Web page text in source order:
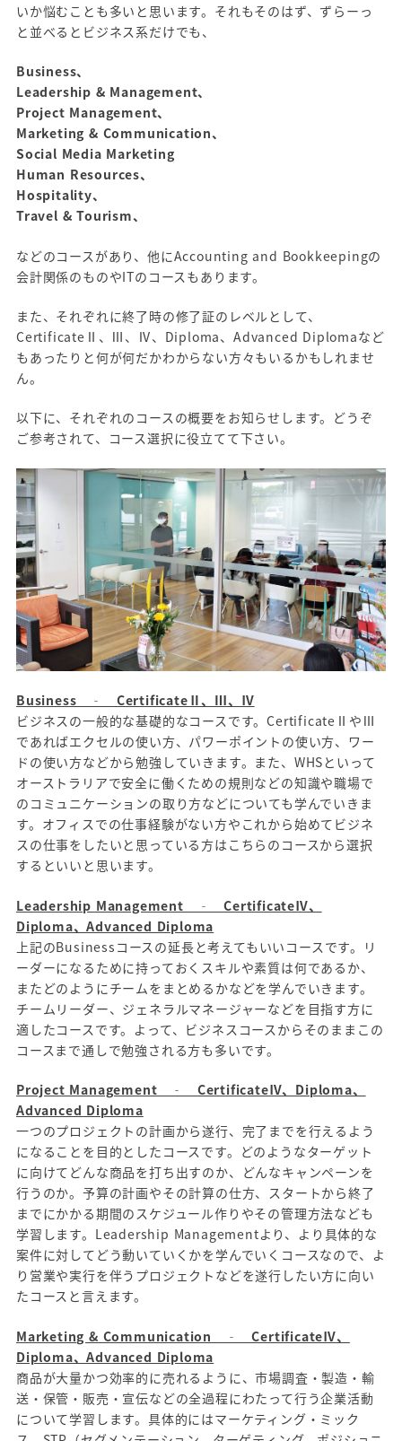
いか悩むことも多いと思います。それもそのはず、ずらーっ
と並べるとビジネス系だけでも、
Business、
Leadership & Management、
Project Management、
Marketing & Communication、
Social Media Marketing
Human Resources、
Hospitality、
Travel & Tourism、
などのコースがあり、他にAccounting and Bookkeepingの
会計関係のものやITのコースもあります。
また、それぞれに終了時の修了証のレベルとして、
CertificateⅡ、Ⅲ、Ⅳ、Diploma、Advanced Diplomaなど
もあったりと何が何だかわからない方々もいるかもしれませ
ん。
以下に、それぞれのコースの概要をお知らせします。どうぞ
ご参考されて、コース選択に役立てて下さい。
Business ‐ CertificateⅡ、Ⅲ、Ⅳ
ビジネスの一般的な基礎的なコースです。CertificateⅡやⅢ
であればエクセルの使い方、パワーポイントの使い方、ワー
ドの使い方などから勉強していきます。また、WHSといって
オーストラリアで安全に働くための規則などの知識や職場で
のコミュニケーションの取り方などについても学んでいきま
す。オフィスでの仕事経験がない方やこれから始めてビジネ
スの仕事をしたいと思っている方はこちらのコースから選択
するといいと思います。
Leadership Management ‐ CertificateⅣ、
Diploma、Advanced Diploma
上記のBusinessコースの延長と考えてもいいコースです。リ
ーダーになるために持っておくスキルや素質は何であるか、
またどのようにチームをまとめるかなどを学んでいきます。
チームリーダー、ジェネラルマネージャーなどを目指す方に
適したコースです。よって、ビジネスコースからそのままこの
コースまで通しで勉強される方も多いです。
Project Management ‐ CertificateⅣ、Diploma、
Advanced Diploma
一つのプロジェクトの計画から遂行、完了までを行えるよう
になることを目的としたコースです。どのようなターゲット
に向けてどんな商品を打ち出すのか、どんなキャンペーンを
行うのか。予算の計画やその計算の仕方、スタートから終了
までにかかる期間のスケジュール作りやその管理方法なども
学習します。Leadership Managementより、より具体的な
案件に対してどう動いていくかを学んでいくコースなので、よ
り営業や実行を伴うプロジェクトなどを遂行したい方に向い
たコースと言えます。
Marketing & Communication ‐ CertificateⅣ、
Diploma、Advanced Diploma
商品が大量かつ効率的に売れるように、市場調査・製造・輸
送・保管・販売・宣伝などの全過程にわたって行う企業活動
について学習します。具体的にはマーケティング・ミック